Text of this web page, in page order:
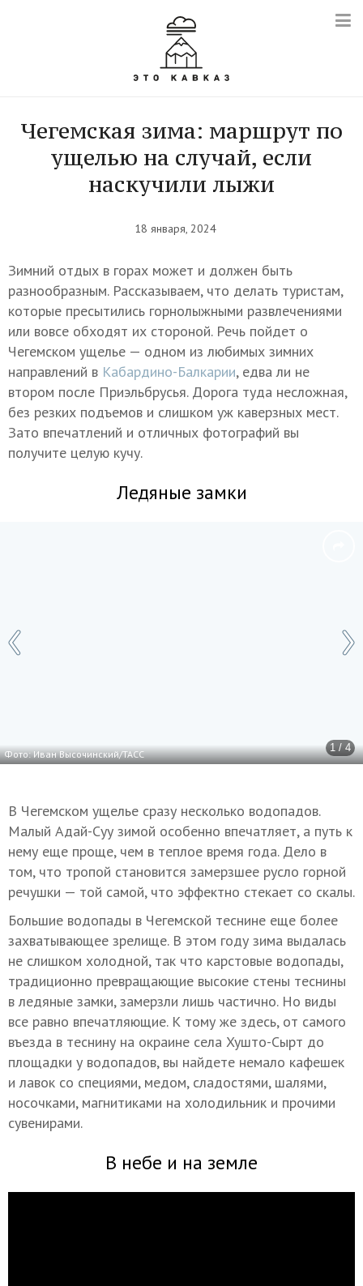
Чегемская зима: маршрут по
ущелью на случай, если
наскучили лыжи
18 января, 2024
Зимний отдых в горах может и должен быть
разнообразным. Рассказываем, что делать туристам,
которые пресытились горнолыжными развлечениями
или вовсе обходят их стороной. Речь пойдет о
Чегемском ущелье — одном из любимых зимних
направлений в Кабардино-Балкарии, едва ли не
втором после Приэльбрусья. Дорога туда несложная,
без резких подъемов и слишком уж каверзных мест.
Зато впечатлений и отличных фотографий вы
получите целую кучу.
Ледяные замки
1 / 4
Фото: Иван Высочинский/ТАСС
В Чегемском ущелье сразу несколько водопадов.
Малый Адай-Суу зимой особенно впечатляет, а путь к
нему еще проще, чем в теплое время года. Дело в
том, что тропой становится замерзшее русло горной
речушки — той самой, что эффектно стекает со скалы.
Большие водопады в Чегемской теснине еще более
захватывающее зрелище. В этом году зима выдалась
не слишком холодной, так что карстовые водопады,
традиционно превращающие высокие стены теснины
в ледяные замки, замерзли лишь частично. Но виды
все равно впечатляющие. К тому же здесь, от самого
въезда в теснину на окраине села Хушто-Сырт до
площадки у водопадов, вы найдете немало кафешек
и лавок со специями, медом, сладостями, шалями,
носочками, магнитиками на холодильник и прочими
сувенирами.
В небе и на земле